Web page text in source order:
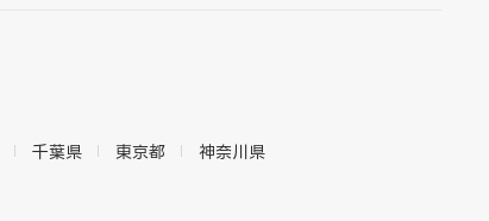
千葉県 東京都 神奈川県